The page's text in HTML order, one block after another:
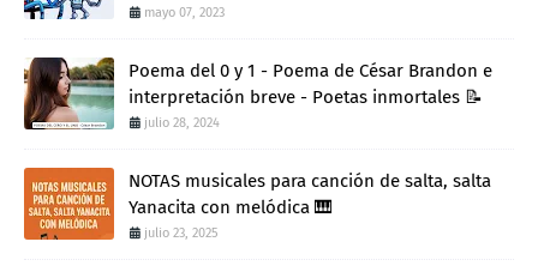
mayo 07, 2023
Poema del 0 y 1 - Poema de César Brandon e
interpretación breve - Poetas inmortales 📝
julio 28, 2024
NOTAS musicales para canción de salta, salta
Yanacita con melódica 🎹
julio 23, 2025